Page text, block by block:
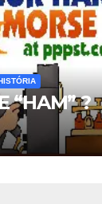
“HAM” ?